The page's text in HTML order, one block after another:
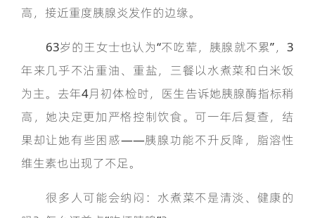
高，接近重度胰腺炎发作的边缘。
63岁的王女士也认为“不吃荤，胰腺就不累”，3
年来几乎不沾重油、重盐，三餐以水煮菜和白米饭
为主。去年4月初体检时，医生告诉她胰腺酶指标稍
高，她决定更加严格控制饮食。可一年后复查，结
果却让她有些困惑——胰腺功能不升反降，脂溶性
维生素也出现了不足。
很多人可能会纳闷：水煮菜不是清淡、健康的